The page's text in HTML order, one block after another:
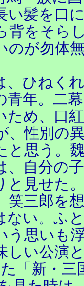
い髪を口
背をそら
のが勿体
、ひねく
青年。二
ため、口
、性別の
と思う。
、自分の
と見せた
笑三郎を
ない。ふ
思いも
しい公演
「新・